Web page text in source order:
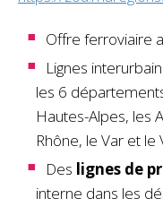
Offre ferroviaire
Lignes
les 6
Hautes-Alpes, les
Rhône, le Var et le
Des lignes de
interne dans les